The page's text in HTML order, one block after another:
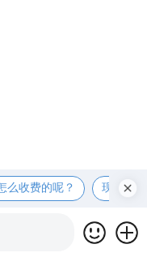
么收费的呢？ 现在有